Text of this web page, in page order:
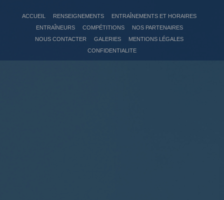
ACCUEIL RENSEIGNEMENTS
ENTRAÎNEMENTS ET HORAIRES
ENTRAÎNEURS
COMPÉTITIONS
NOS PARTENAIRES
NOUS CONTACTER
GALERIES
MENTIONS LÉGALES
CONFIDENTIALITE